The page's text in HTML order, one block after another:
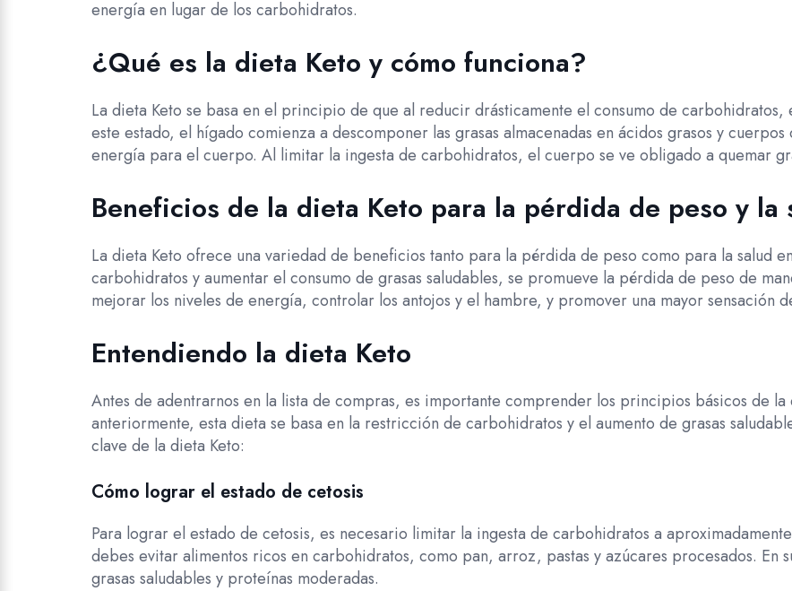
energía en lugar de los carbohidratos.
¿Qué es la dieta Keto y cómo funciona?
La dieta Keto se basa en el principio de que al reducir drásticamente el consumo de carbohidratos,
este estado, el hígado comienza a descomponer las grasas almacenadas en ácidos grasos y
energía para el cuerpo. Al limitar la ingesta de carbohidratos, el cuerpo se ve obligado a quemar
Beneficios de la dieta Keto para la pérdida de peso y la
La dieta Keto ofrece una variedad de beneficios tanto para la pérdida de peso como para la salud
carbohidratos y aumentar el consumo de grasas saludables, se promueve la pérdida de peso de
mejorar los niveles de energía, controlar los antojos y el hambre, y promover una mayor sensación
Entendiendo la dieta Keto
Antes de adentrarnos en la lista de compras, es importante comprender los principios básicos de la
anteriormente, esta dieta se basa en la restricción de carbohidratos y el aumento de grasas
clave de la dieta Keto:
Cómo lograr el estado de cetosis
Para lograr el estado de cetosis, es necesario limitar la ingesta de carbohidratos a
debes evitar alimentos ricos en carbohidratos, como pan, arroz, pastas y azúcares procesados. En
grasas saludables y proteínas moderadas.